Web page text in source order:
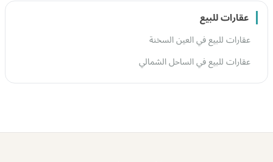
عقارات للبيع
عقارات للبيع في العين السخنة
عقارات للبيع في الساحل الشمالي